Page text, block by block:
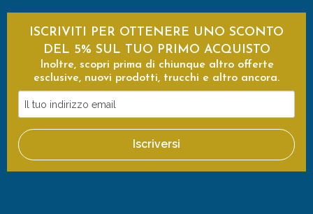
ISCRIVITI PER OTTENERE UNO SCONTO
DEL 5% SUL TUO PRIMO ACQUISTO
Inoltre, scopri prima di chiunque altro offerte
esclusive, nuovi prodotti, trucchi e altro ancora.
tuo
indirizzo
email
Iscriversi